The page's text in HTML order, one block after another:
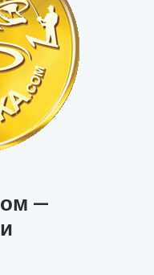
—